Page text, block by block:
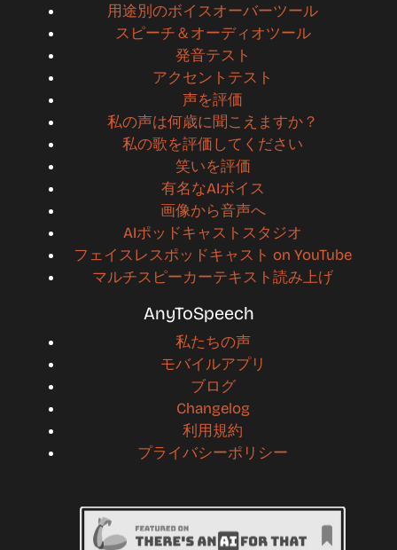
用途別のボイスオーバーツール
スピーチ＆オーディオツール
発音テスト
アクセントテスト
声を評価
私の声は何歳に聞こえますか？
私の歌を評価してください
笑いを評価
有名なAIボイス
画像から音声へ
AIポッドキャストスタジオ
フェイスレスポッドキャスト on YouTube
マルチスピーカーテキスト読み上げ
AnyToSpeech
私たちの声
モバイルアプリ
ブログ
Changelog
利用規約
プライバシーポリシー